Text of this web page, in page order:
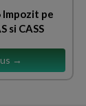
Impozit pe
si CASS
→